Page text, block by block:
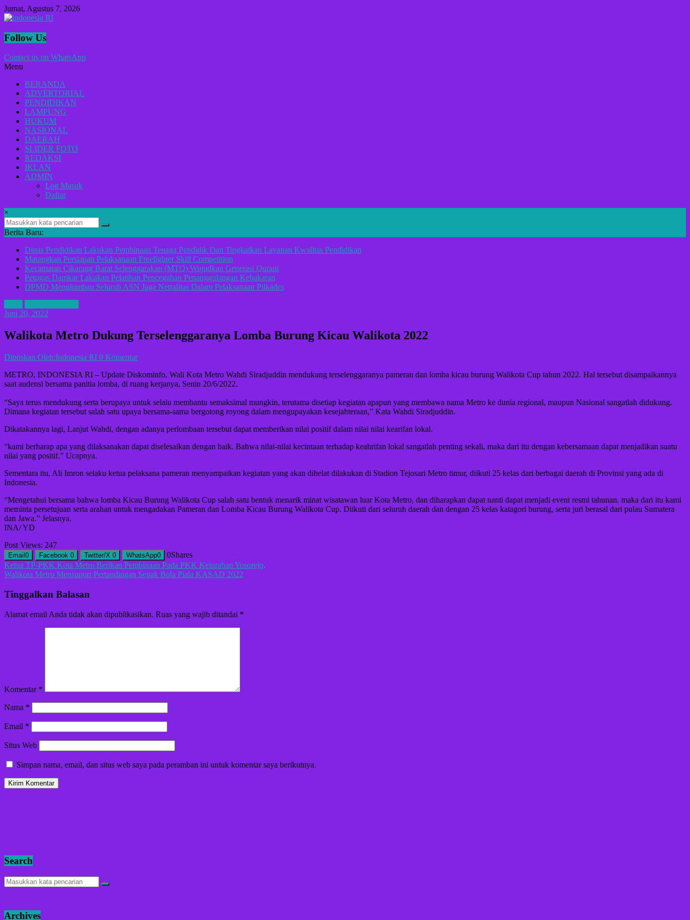
Lompat
ke
Jumat, Agustus 7, 2026
indonesia
Lugas
Menyikap
Berita,Terpercaya
Dan
Tegas
Follow Us
Contact us on WhatsApp
Menu
BERANDA
ADVERTORIAL
PENDIDIKAN
LAMPUNG
HUKUM
NASIONAL
DAERAH
SLIDER FOTO
REDAKSI
IKLAN
ADMIN
Log Masuk
Daftar
×
Berita Baru:
Dinas Pendidikan Lakukan Pembinaan Tenaga Pendidik Dan Tingkatkan Layanan Kwalitas Pendidikan
Matangkan Persiapan Pelaksanaan Freefighter Skill Competition
Kecamatan Cikarang Barat Selenggarakan (MTQ) Wujudkan Generasi Qurani
Petugas Damkar Lakukan Pelatihan Pencegahan Penanggulangan Kebakaran
DPMD Menghimbau Seluruh ASN Jaga Netralitas Dalam Pelaksanaan Pilkades
Juni 20, 2022
Walikota Metro Dukung Terselenggaranya Lomba Burung Kicau Walikota 2022
Diposkan Oleh:Indonesia RI 0 Komentar
METRO, INDONESIA RI – Update Diskominfo, Wali Kota Metro Wahdi Siradjuddin mendukung terselenggaranya pameran dan lomba kicau burung Walikota Cup tahun 2022. Hal tersebut disampaikannya
saat audensi bersama panitia lomba, di ruang kerjanya, Senin 20/6/2022.
“Saya terus mendukung serta berupaya untuk selalu membantu semaksimal mungkin, terutama disetiap kegiatan apapun yang membawa nama Metro ke dunia regional, maupun Nasional sangatlah didukung.
Dimana kegiatan tersebut salah satu upaya bersama-sama bergotong royong dalam mengupayakan kesejahteraan,” Kata Wahdi Siradjuddin.
Dikatakannya lagi, Lanjut Wahdi, dengan adanya perlombaan tersebut dapat memberikan nilai positif dalam nilai nilai kearifan lokal.
“kami berharap apa yang dilaksanakan dapat diselesaikan dengan baik. Bahwa nilai-nilai kecintaan terhadap keahrifan lokal sangatlah penting sekali, maka dari itu dengan kebersamaan dapat menjadikan suatu
nilai yang positif.” Ucapnya.
Sementara itu, Ali Imron selaku ketua pelaksana pameran menyampaikan kegiatan yang akan dihelat dilakukan di Stadion Tejosari Metro timur, diikuti 25 kelas dari berbagai daerah di Provinsi yang ada di
Indonesia.
“Mengetahui bersama bahwa lomba Kicau Burung Walikota Cup salah satu bentuk menarik minat wisatawan luar Kota Metro, dan diharapkan dapat nanti dapat menjadi event resmi tahunan. maka dari itu kami
meminta persetujuan serta arahan untuk mengadakan Pameran dan Lomba Kicau Burung Walikota Cup. Diikuti dari seluruh daerah dan dengan 25 kelas katagori burung, serta juri berasal dari pulau Sumatera
dan Jawa.” Jelasnya.
INA/ YD
Post Views: 247
Email 0 Facebook 0 Twitter/X 0 WhatsApp0 0Shares
Navigasi
pos
Ketua TP-PKK Kota Metro Berikan Pembinaan Pada PKK Kelurahan Yosorejo,
Walikota Metro Mensuport Pertandingan Sepak Bola Piala KASAD 2022
Tinggalkan Balasan
Alamat email Anda tidak akan dipublikasikan. Ruas yang wajib ditandai *
Komentar *
Nama *
Email *
Situs Web
Simpan nama, email, dan situs web saya pada peramban ini untuk komentar saya berikutnya.
Search
Archives